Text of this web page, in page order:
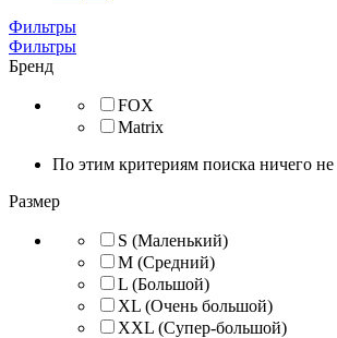
Фильтры
Фильтры
Бренд
FOX
Matrix
По этим критериям поиска ничего
Размер
S (Маленький)
M (Средний)
L (Большой)
XL (Очень большой)
XXL (Супер-большой)